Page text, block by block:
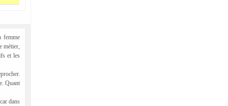
femme
métier,
et les
Quant
dans